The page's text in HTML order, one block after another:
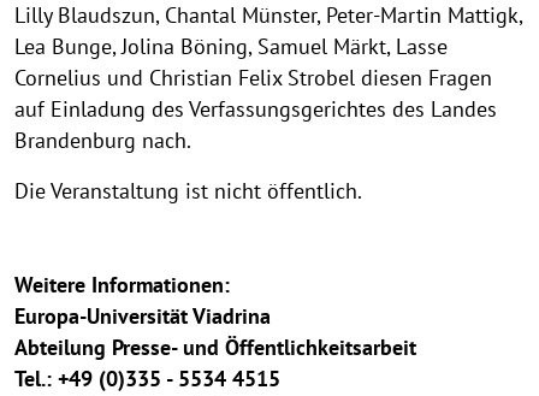
Lilly Blaudszun, Chantal Münster, Peter-Martin Mattigk,
Lea Bunge, Jolina Böning, Samuel Märkt, Lasse
Cornelius und Christian Felix Strobel diesen Fragen
auf Einladung des Verfassungsgerichtes des Landes
Brandenburg nach.
Die Veranstaltung ist nicht öffentlich.
Weitere Informationen:
Europa-Universität Viadrina
Abteilung Presse- und Öffentlichkeitsarbeit
Tel.: +49 (0)335 - 5534 4515